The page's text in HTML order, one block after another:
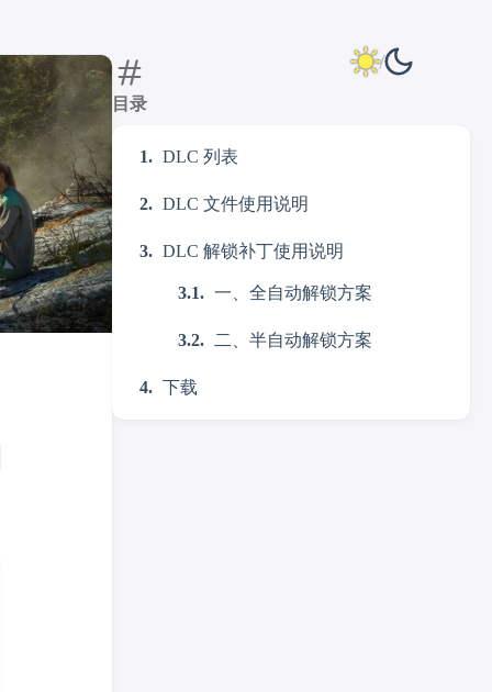
目录
DLC 列表
DLC 文件使用说明
DLC 解锁补丁使用说明
一、全自动解锁方案
二、半自动解锁方案
下载